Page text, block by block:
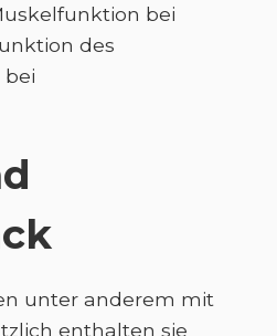
bei
des
bei
unter anderem mit
enthalten sie